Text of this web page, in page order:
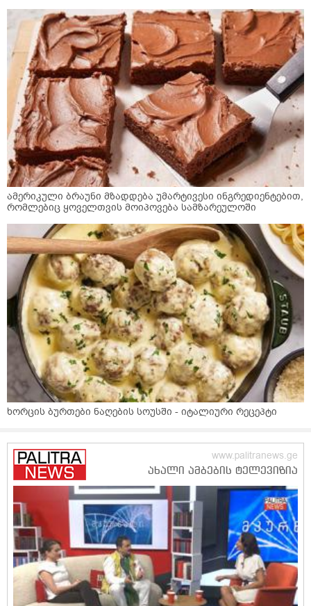
ამერიკული ბრაუნი მზადდება უმარტივესი ინგრედიენტებით,
რომლებიც ყოველთვის მოიპოვება სამზარეულოში
ხორცის ბურთები ნაღების სოუსში - იტალიური რეცეპტი